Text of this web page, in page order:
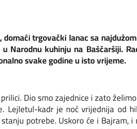
trgovački lanac sa
Narodnu kuhinju na Baščaršiji.
svake godine u isto vrijeme.
Dio smo zajednice i zato
Lejletul-kadr je noć vrijednija od
potrebe. Uskoro će i